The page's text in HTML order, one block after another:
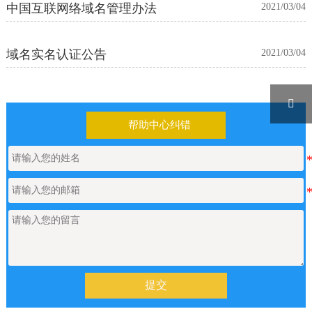
中国互联网络域名管理办法 2021/03/04
域名实名认证公告 2021/03/04
帮助中心纠错
提交
